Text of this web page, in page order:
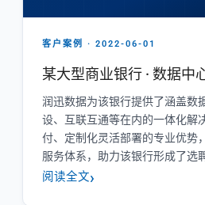
客户案例 · 2022-06-01
某大型商业银行 · 数据中
润迅数据为该银行提供了涵盖数
设、互联互通等在内的一体化解
付、定制化灵活部署的专业优势
服务体系，助力该银行形成了选
阅读全文